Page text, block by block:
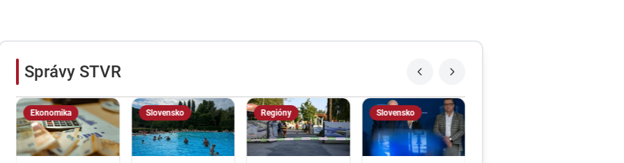
Správy STVR
Ekonomika Slovensko Regióny Slovensko